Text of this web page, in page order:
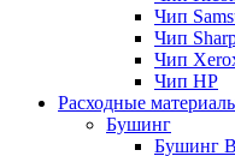
Чип
Чип
Чип
Чип НР
Расходные
Бушинг
Бушинг